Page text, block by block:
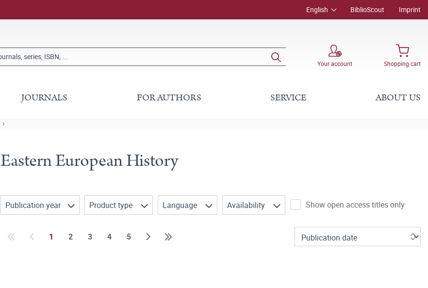
English BiblioScout Imprint
Your account Shopping cart
JOURNALS FOR AUTHORS SERVICE ABOUT US
Eastern European History
Publication year Product type Language Availability Show open access titles only
1 2 3 4 5